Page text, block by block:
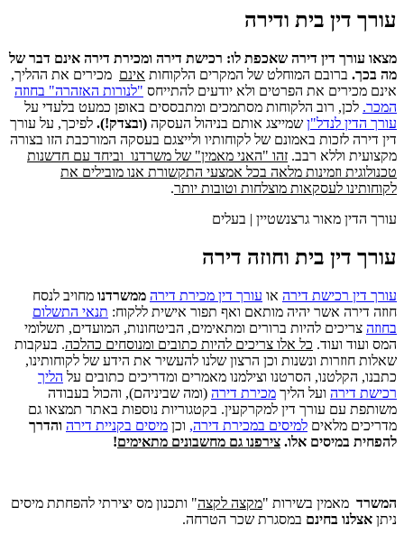
עורך דין בית ודירה ​
מצאו עורך דין דירה שאכפת לו: רכישת דירה ומכירת דירה אינם דבר של
מה בכך. ברובם המוחלט של המקרים הלקוחות אינם מכירים את ההליך,
אינם מכירים את הפרטים ולא יודעים להתייחס "לנורות האזהרה" בחוזה
המכר. לכן, רוב הלקוחות מסתמכים ומתבססים באופן כמעט בלעדי על
עורך הדין לנדל"ן שמייצג אותם בניהול העסקה (ובצדק!). לפיכך, על עורך
דין דירה לזכות באמונם של לקוחותיו ולייצגם בעסקה המורכבת הזו בצורה
מקצועית וללא רבב. זהו "האני מאמין" של משרדנו וביחד עם חדשנות
טכנולוגית וזמינות מלאה בכל אמצעי התקשורת אנו מובילים את
לקוחותינו לעסקאות מוצלחות וטובות יותר.
עורך הדין מאור גרצנשטיין | בעלים
עורך דין בית וחוזה דירה
עורך דין רכישת דירה או עורך דין מכירת דירה ממשרדנו מחויב לנסח
חוזה דירה אשר יהיה מותאם ואף תפור אישית ללקוח: תנאי התשלום
בחוזה צריכים להיות ברורים ומתאימים, הביטחונות, המועדים, תשלומי
המס ועוד ועוד. כל אלו צריכים להיות כתובים ומנוסחים כהלכה. בעקבות
שאלות חוזרות ונשנות וכן הרצון שלנו להעשיר את הידע של לקוחותינו,
כתבנו, הקלטנו, הסרטנו וצילמנו מאמרים ומדריכים כתובים על הליך
רכישת דירה ועל הליך מכירת דירה (ומה שביניהם), והכול בעבודה
משותפת עם עורך דין למקרקעין. בקטגוריות נוספות באתר תמצאו גם
מדריכים מלאים למיסים במכירת דירה, וכן מיסים בקניית דירה והדרך
להפחית במיסים אלו. צירפנו גם מחשבונים מתאימים!
המשרד מאמין בשירות "מקצה לקצה" ותכנון מס יצירתי להפחתת מיסים
ניתן אצלנו בחינם במסגרת שכר הטרחה.